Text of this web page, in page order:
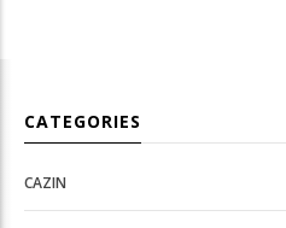
CATEGORIES
CAZIN